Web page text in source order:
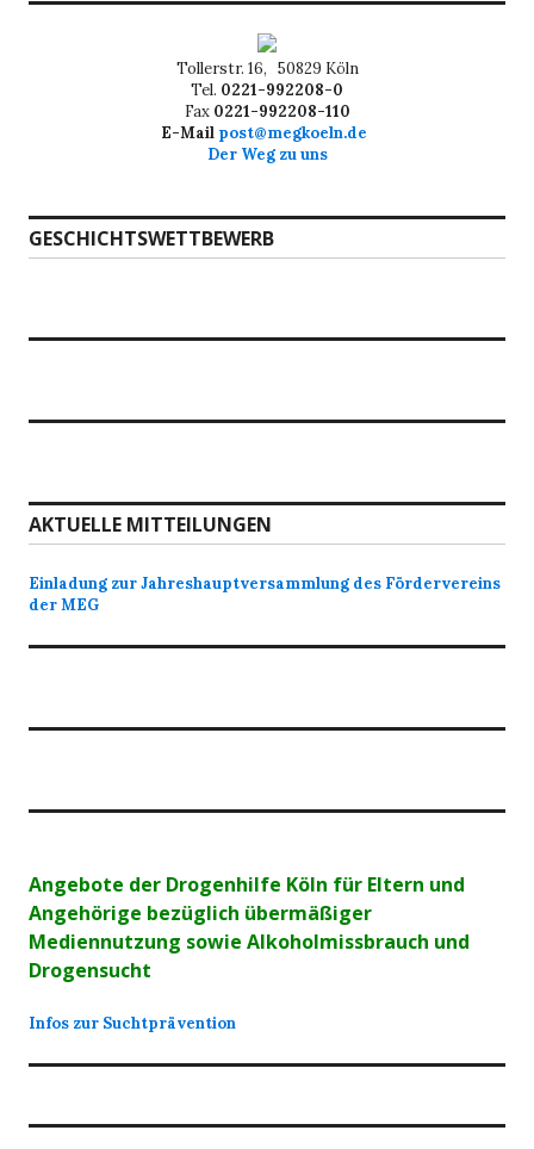
Tollerstr. 16, 50829 Köln
Tel. 0221-992208-0
Fax 0221-992208-110
E-Mail post@megkoeln.de
Der Weg zu uns
GESCHICHTSWETTBEWERB
AKTUELLE MITTEILUNGEN
Einladung zur Jahreshauptversammlung des Fördervereins
der MEG
Angebote der Drogenhilfe Köln für Eltern und
Angehörige bezüglich übermäßiger
Mediennutzung sowie Alkoholmissbrauch und
Drogensucht
Infos zur Suchtprävention